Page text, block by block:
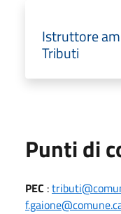
Istruttore
Tributi
Punti di
PEC :